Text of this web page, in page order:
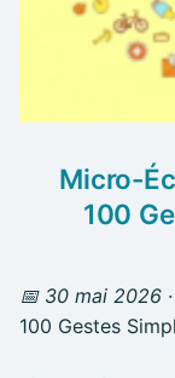
Micro-
100
📅 30 mai 2026 ·
100 Gestes
économisés